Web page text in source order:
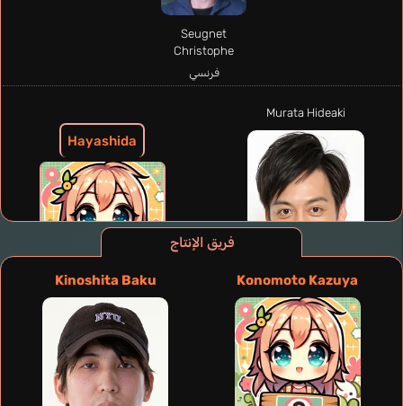
فريق الإنتاج
Konomoto Kazuya
Kinoshita Baku
Seugnet
Christophe
فرنسي
Hayashida
Murata Hideaki
Housenka
Taki Pierre